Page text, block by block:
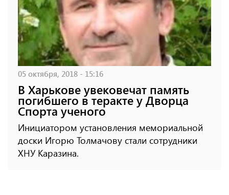
05 октября, 2018 - 15:16
В Харькове увековечат память
погибшего в теракте у Дворца
Спорта ученого
Инициатором установления мемориальной
доски Игорю Толмачову стали сотрудники
ХНУ Каразина.